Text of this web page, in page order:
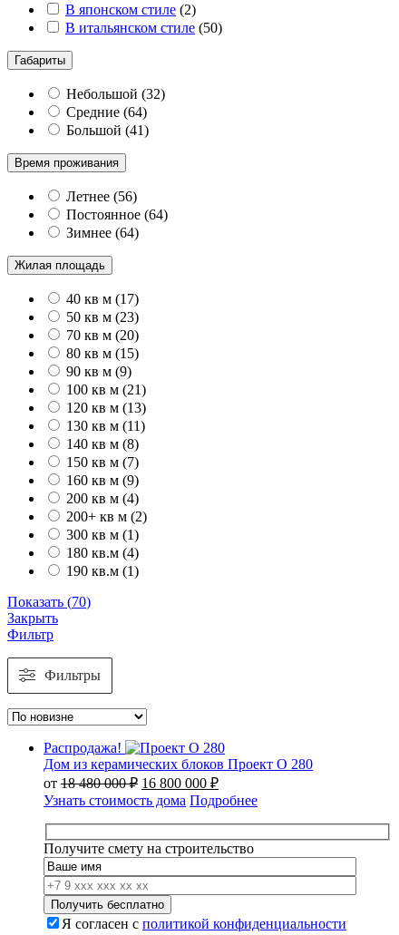
В японском стиле (2)
В итальянском стиле (50)
Габариты
Небольшой (32)
Средние (64)
Большой (41)
Время проживания
Летнее (56)
Постоянное (64)
Зимнее (64)
Жилая площадь
40 кв м (17)
50 кв м (23)
70 кв м (20)
80 кв м (15)
90 кв м (9)
100 кв м (21)
120 кв м (13)
130 кв м (11)
140 кв м (8)
150 кв м (7)
160 кв м (9)
200 кв м (4)
200+ кв м (2)
300 кв м (1)
180 кв.м (4)
190 кв.м (1)
Показать (70)
Закрыть
Фильтр
Фильтры
Распродажа!
Дом из керамических блоков Проект О 280
от 18 480 000₽ Первоначальная
цена
составляла
18
480
16 800 000 ₽Текущая
цена:
16
800
000 ₽.
Узнать стоимость дома Подробнее
Получите смету на строительство
Я согласен с политикой конфиденциальности